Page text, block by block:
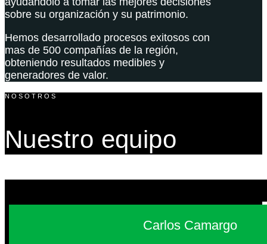
sobre su organización y su patrimonio.
Hemos desarrollado procesos exitosos con
mas de 500 compañías de la región,
obteniendo resultados medibles y
generadores de valor.
NOSOTROS
Nuestro equipo
Carlos Camargo